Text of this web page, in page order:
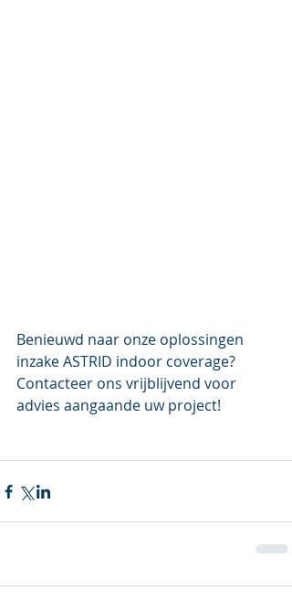
Benieuwd naar onze oplossingen
inzake ASTRID indoor coverage?
Contacteer ons vrijblijvend voor
advies aangaande uw project!